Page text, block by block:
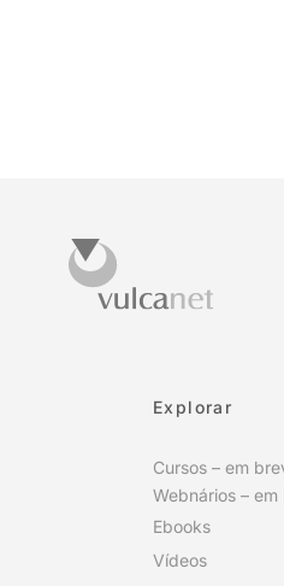
Explorar
Cursos – em
Webnários –
Ebooks
Vídeos